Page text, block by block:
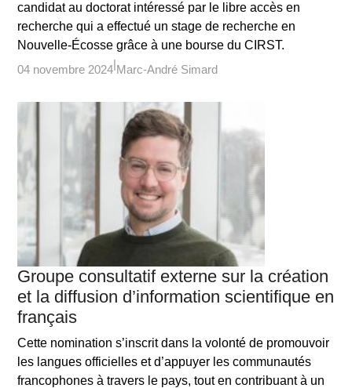
candidat au doctorat intéressé par le libre accès en
recherche qui a effectué un stage de recherche en
Nouvelle-Écosse grâce à une bourse du CIRST.
04 novembre 2024 Marc-André Simard
Groupe consultatif externe sur la création
et la diffusion d’information scientifique en
français
Cette nomination s’inscrit dans la volonté de promouvoir
les langues officielles et d’appuyer les communautés
francophones à travers le pays, tout en contribuant à un